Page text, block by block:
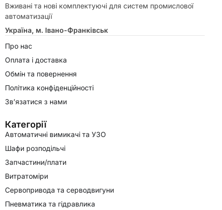
Вживані та нові комплектуючі для систем промислової
автоматизації
Україна, м. Івано-Франківськ
Про нас
Оплата і доставка
Обмін та повернення
Політика конфіденційності
Зв’язатися з нами
Категорії
Автоматичні вимикачі та УЗО
Шафи розподільчі
Запчастини/плати
Витратоміри
Сервопривода та серводвигуни
Пневматика та гідравлика